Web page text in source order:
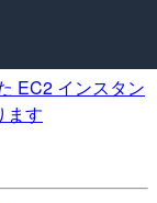
EC2 インスタン
ます